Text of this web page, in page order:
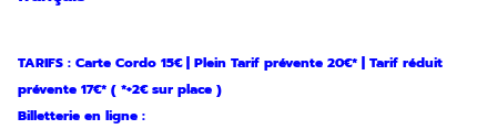
TARIFS : Carte Cordo 15€ | Plein Tarif prévente 20€* | Tarif réduit
prévente 17€* ( *+2€ sur place )
Billetterie en ligne :